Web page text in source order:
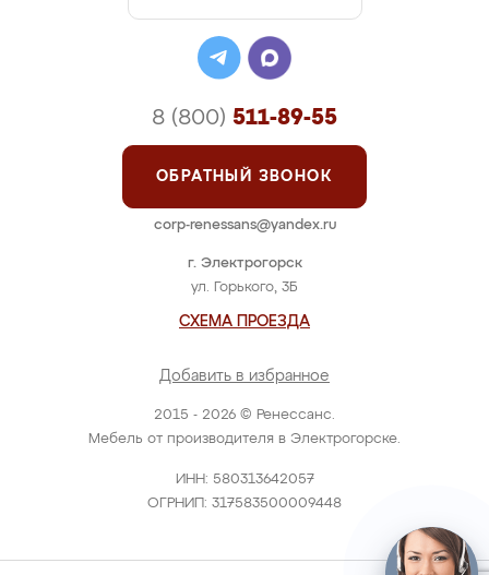
2015 - 2026 © Ренессанс.
Мебель от производителя в Электрогорске.
ИНН: 580313642057
ОГРНИП: 317583500009448
г. Электрогорск
ул. Горького, 3Б
СХЕМА ПРОЕЗДА
Добавить в избранное
8 (800) 511-89-55
ОБРАТНЫЙ ЗВОНОК
corp-renessans@yandex.ru